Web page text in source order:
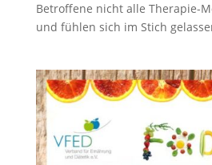
Betroffene nicht alle Therapie-
und fühlen sich im Stich